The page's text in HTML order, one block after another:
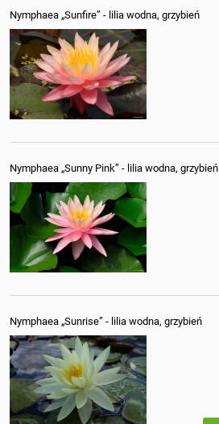
Nymphaea „Sunfire” - lilia wodna, grzybień
Nymphaea „Sunny Pink” - lilia wodna, grzybień
Nymphaea „Sunrise” - lilia wodna, grzybień